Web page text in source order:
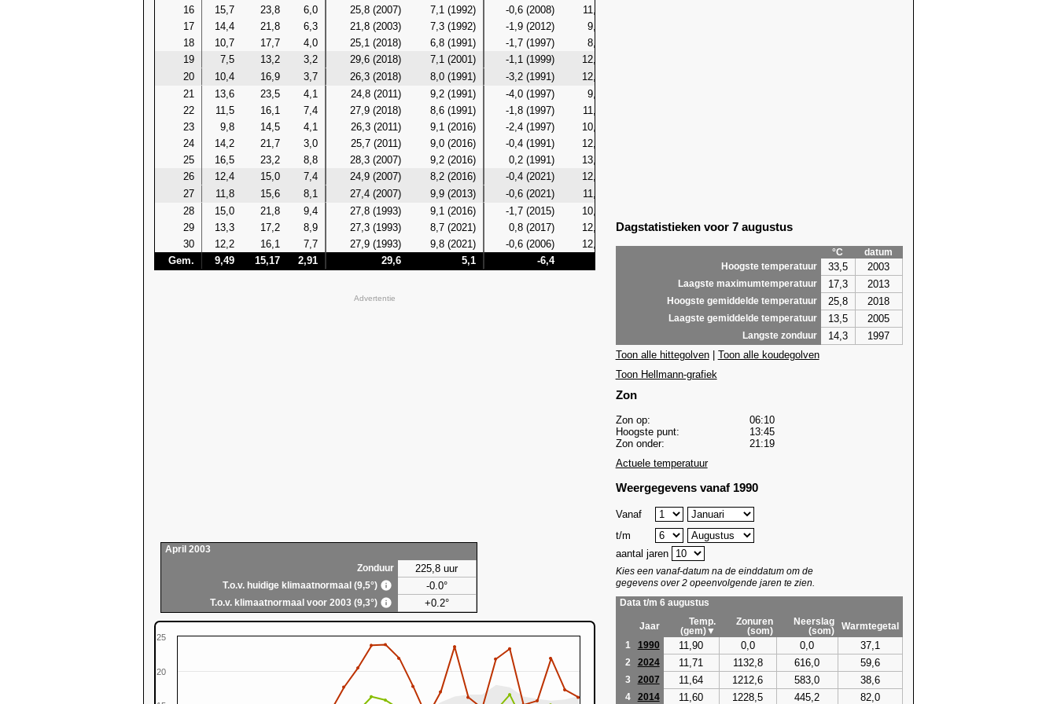
16
15,7 23,8 6,0 25,8 (2007) 7,1 (1992) -0,6 (2008) 11,1 (2009)
17
14,4 21,8 6,3 21,8 (2003) 7,3 (1992) -1,9 (2012) 9,3 (1993)
18
10,7 17,7 4,0 25,1 (2018) 6,8 (1991) -1,7 (1997) 8,2 (2018)
19
7,5 13,2 3,2 29,6 (2018) 7,1 (2001) -1,1 (1999) 12,0 (2018)
20
10,4 16,9 3,7 26,3 (2018) 8,0 (1991) -3,2 (1991) 12,3 (2018)
21
13,6 23,5 4,1 24,8 (2011) 9,2 (1991) -4,0 (1997) 9,9 (2000)
22
11,5 16,1 7,4 27,9 (2018) 8,6 (1991) -1,8 (1997) 11,1 (1996)
23
9,8 14,5 4,1 26,3 (2011) 9,1 (2016) -2,4 (1997) 10,1 (2018)
24
14,2 21,7 3,0 25,7 (2011) 9,0 (2016) -0,4 (1991) 12,6 (1993)
25
16,5 23,2 8,8 28,3 (2007) 9,2 (2016) 0,2 (1991) 13,8 (2007)
26
12,4 15,0 7,4 24,9 (2007) 8,2 (2016) -0,4 (2021) 12,4 (2007)
27
11,8 15,6 8,1 27,4 (2007) 9,9 (2013) -0,6 (2021) 11,4 (2008)
28
15,0 21,8 9,4 27,8 (1993) 9,1 (2016) -1,7 (2015) 10,0 (2000)
29
13,3 17,2 8,9 27,3 (1993) 8,7 (2021) 0,8 (2017) 12,4 (1993) 7,0 (1991)
19,8 (1993)
30
12,2 16,1 7,7 27,9 (1993) 9,8 (2021) -0,6 (2006) 12,5 (1993) 6,5 (2006)
19,6 (1993)
Gem.
9,49 15,17 2,91 29,6 5,1 -6,4
Advertentie
April 2003
Zonduur
225,8 uur
T.o.v. huidige klimaatnormaal (9,5°) -0.0°
T.o.v. klimaatnormaal voor 2003 (9,3°) +0.2°
20
25
Dagstatistieken voor 7 augustus
°C
datum
Hoogste temperatuur
33,5 2003
Laagste maximumtemperatuur 17,3 2013
Hoogste gemiddelde temperatuur 25,8 2018
Laagste gemiddelde temperatuur 13,5 2005
Langste zonduur 14,3
1997
Toon alle hittegolven| Toon alle koudegolven
Toon Hellmann-grafiek
Zon
Zon op:
06:10
Hoogste punt:
13:45
Zon onder:
21:19
Actuele temperatuur
Weergegevens vanaf 1990
Vanaf
t/m
aantal jaren
Kies een vanaf-datum na de einddatum om de
gegevens over 2 opeenvolgende jaren te zien.
Data t/m 6 augustus
Jaar
Temp.
(gem)▼
Zonuren
(som)
Neerslag
(som)
Warmtegetal
1
1990 11,90 0,0 0,0 37,1
2 2024 11,71 1132,8 616,0 59,6
3 2007 11,64 1212,6 583,0 38,6
4 2014 11,60 1228,5 445,2 82,0